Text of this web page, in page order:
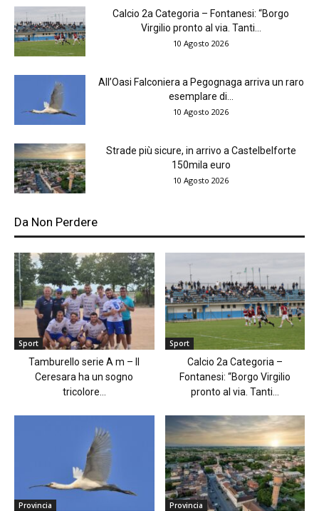
Calcio 2a Categoria – Fontanesi: “Borgo
Virgilio pronto al via. Tanti...
10 Agosto 2026
All’Oasi Falconiera a Pegognaga arriva un raro
esemplare di...
10 Agosto 2026
Strade più sicure, in arrivo a Castelbelforte
150mila euro
10 Agosto 2026
Da Non Perdere
Sport
Tamburello serie A m – Il
Ceresara ha un sogno
tricolore...
Sport
Calcio 2a Categoria –
Fontanesi: “Borgo Virgilio
pronto al via. Tanti...
Provincia Provincia